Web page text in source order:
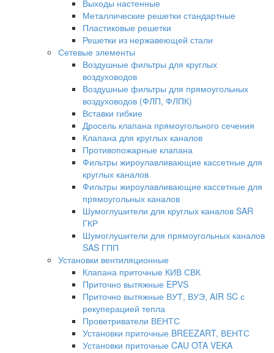
Выходы настенные
Металлические решетки стандартные
Пластиковые решетки
Решетки из нержавеющей стали
Сетевые элементы
Воздушные фильтры для круглых
воздуховодов
Воздушные фильтры для прямоугольных
воздуховодов (ФЛП, ФЛПК)
Вставки гибкие
Дросель клапана прямоугольного сечения
Клапана для круглых каналов
Противопожарные клапана
Фильтры жироулавливающие кассетные для
круглых каналов
Фильтры жироулавливающие кассетные для
прямоугольных каналов
Шумоглушители для круглых каналов SAR
ГКР
Шумоглушители для прямоугольных каналов
SAS ГПП
Установки вентиляционные
Клапана приточные КИВ СВК
Приточно вытяжные EPVS
Приточно вытяжные ВУТ, ВУЭ, AIR SC с
рекуперацией тепла
Проветриватели ВЕНТС
Установки приточные BREEZART, ВЕНТС
Установки приточные CAU OTA VEKA